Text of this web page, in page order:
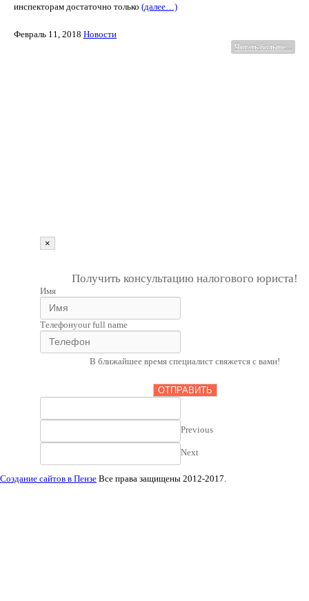
инспекторам достаточно только (далее…)
Февраль 11, 2018 Новости
Читать больше...
×
Получить консультацию налогового юриста!
Имя
Телефонyour full name
В ближайшее время специалист свяжется с вами!
ОТПРАВИТЬ
Previous
Next
Создание сайтов в Пензе Все права защищены 2012-2017.